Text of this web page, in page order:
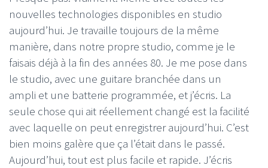
nouvelles technologies disponibles en studio
aujourd’hui. Je travaille toujours de la même
manière, dans notre propre studio, comme je le
faisais déjà à la fin des années 80. Je me pose dans
le studio, avec une guitare branchée dans un
ampli et une batterie programmée, et j’écris. La
seule chose qui ait réellement changé est la facilité
avec laquelle on peut enregistrer aujourd’hui. C’est
bien moins galère que ça l’était dans le passé.
Aujourd’hui, tout est plus facile et rapide. J’écris